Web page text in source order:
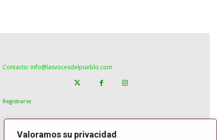
Valoramos su privacidad
Contacto: info@lasvocesdelpueblo.com
Registrarse